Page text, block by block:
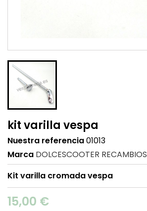
kit varilla vespa
Nuestra referencia01013
Marca DOLCESCOOTER RECAMBIOS
Kit varilla cromada vespa
15,00 €